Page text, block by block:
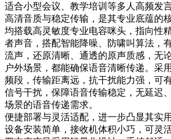
适合小型会议、教学培训等多人高频发言
高清音质与稳定传输，是其专业底蕴的
均搭载高灵敏度专业电容咪头，指向性
者声音，搭配智能降噪、防啸叫算法，
流声，还原清晰、通透的原声质感，无
户外场景，都能确保语音清晰传递。采
频段，传输距离远，抗干扰能力强，可
信号干扰，保障语音传输稳定，无延迟
场景的语音传递需求。
便捷部署与灵活适配，进一步凸显其实
设备安装简单，接收机体积小巧，可灵